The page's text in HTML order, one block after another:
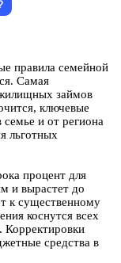
правила семейной
Самая
займов
ключевые
семье и от региона
льготных
процент для
и вырастет до
к существенному
коснутся всех
Корректировки
средства в